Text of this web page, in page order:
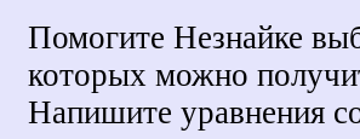
Помогите Незнайке
которых можно
Напишите уравнения